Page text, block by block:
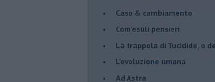
Caso & cambiamento
Com'esuli pensieri
La trappola di Tucidide, o
L'evoluzione umana
Ad Astra